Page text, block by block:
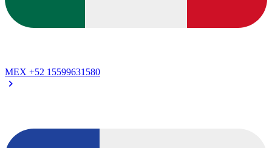
MEX +52 15599631580